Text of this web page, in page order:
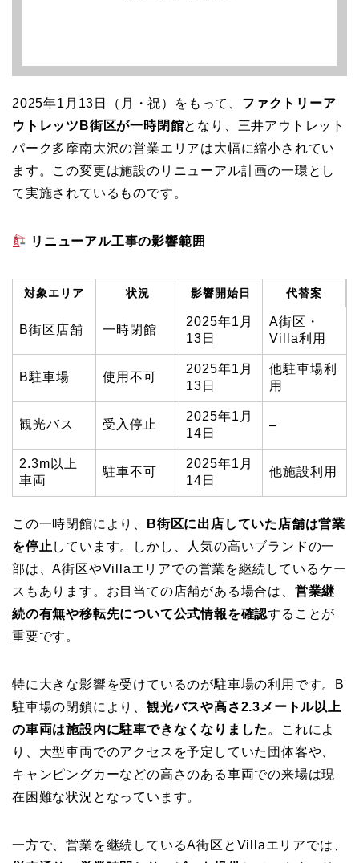
2025年1月13日（月・祝）をもって、 ファクトリーア
ウトレッツB街区が一時閉館となり、三井アウトレット
パーク多摩南大沢の営業エリアは大幅に縮小されてい
ます。この変更は施設のリニューアル計画の一環とし
て実施されているものです。
リニューアル工事の影響範囲
対象エリア 状況 影響開始日 代替案
B街区店舗 一時閉館
2025年1月
13日
A街区・
Villa利用
B駐車場 使用不可
2025年1月
13日
他駐車場利
用
観光バス 受入停止
2025年1月
14日
–
2.3m以上
車両
駐車不可
2025年1月
14日
他施設利用
この一時閉館により、
B街区に出店していた店舗は営業
を停止 しています。しかし、人気の高いブランドの一
部は、A街区やVillaエリアでの営業を継続しているケー
スもあります。お目当ての店舗がある場合は、 営業継
続の有無や移転先について公式情報を確認することが
重要です。
特に大きな影響を受けているのが駐車場の利用です。B
駐車場の閉鎖により、 観光バスや高さ2.3メートル以上
の車両は施設内に駐車できなくなりました 。これによ
り、大型車両でのアクセスを予定していた団体客や、
キャンピングカーなどの高さのある車両での来場は現
在困難な状況となっています。
一方で、営業を継続しているA街区とVillaエリアでは、